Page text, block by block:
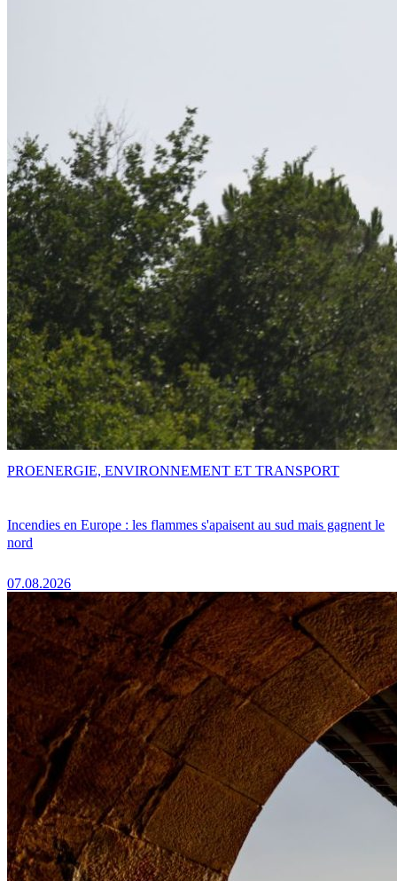
Incendies en Europe : les flammes s'apaisent au sud mais gagnent le
nord
07.08.2026
PROENERGIE, ENVIRONNEMENT ET TRANSPORT